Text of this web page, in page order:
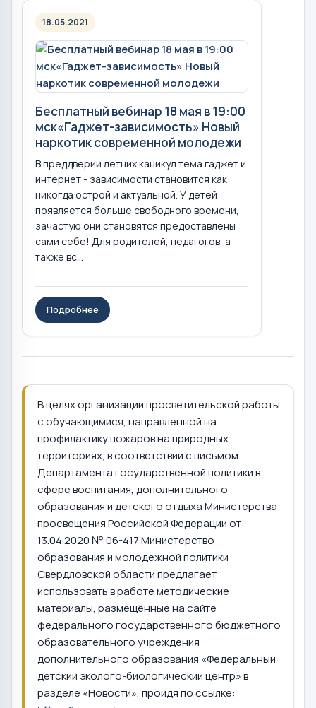
18.05.2021
Бесплатный вебинар 18 мая в 19:00
мск«Гаджет-зависимость» Новый
наркотик современной молодежи
В преддверии летних каникул тема гаджет и
интернет - зависимости становится как
никогда острой и актуальной. У детей
появляется больше свободного времени,
зачастую они становятся предоставлены
сами себе! Для родителей, педагогов, а
также вс...
Подробнее
В целях организации просветительской работы
с обучающимися, направленной на
профилактику пожаров на природных
территориях, в соответствии с письмом
Департамента государственной политики в
сфере воспитания, дополнительного
образования и детского отдыха Министерства
просвещения Российской Федерации от
13.04.2020 № 06-417 Министерство
образования и молодежной политики
Свердловской области предлагает
использовать в работе методические
материалы, размещённые на сайте
федерального государственного бюджетного
образовательного учреждения
дополнительного образования «Федеральный
детский эколого-биологический центр» в
разделе «Новости», пройдя по ссылке: